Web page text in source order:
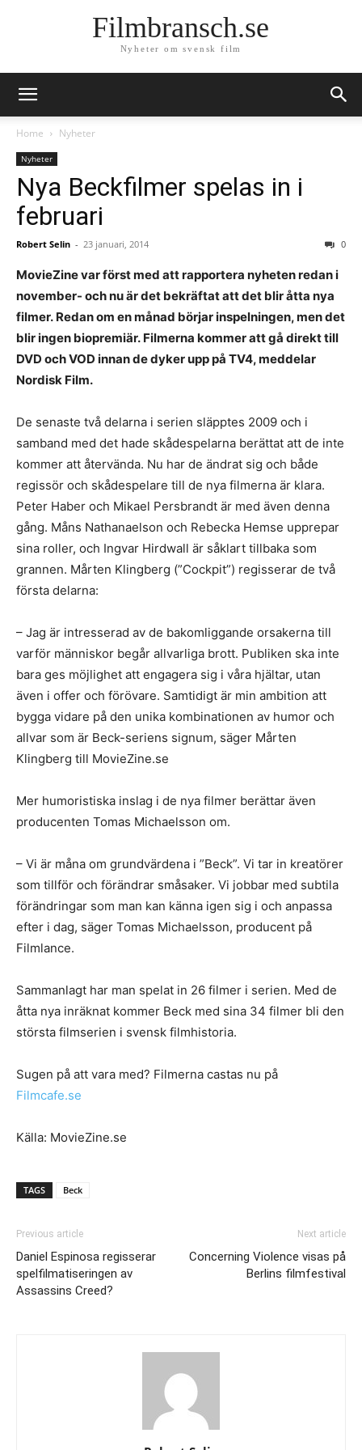
Filmbransch.se
Nyheter om svensk film
Home Nyheter
Nyheter
Nya Beckfilmer spelas in i
februari
Robert Selin - 23 januari, 2014 0
MovieZine var först med att rapportera nyheten redan i
november- och nu är det bekräftat att det blir åtta nya
filmer. Redan om en månad börjar inspelningen, men det
blir ingen biopremiär. Filmerna kommer att gå direkt till
DVD och VOD innan de dyker upp på TV4, meddelar
Nordisk Film.
De senaste två delarna i serien släpptes 2009 och i
samband med det hade skådespelarna berättat att de inte
kommer att återvända. Nu har de ändrat sig och både
regissör och skådespelare till de nya filmerna är klara.
Peter Haber och Mikael Persbrandt är med även denna
gång. Måns Nathanaelson och Rebecka Hemse upprepar
sina roller, och Ingvar Hirdwall är såklart tillbaka som
grannen. Mårten Klingberg (”Cockpit”) regisserar de två
första delarna:
– Jag är intresserad av de bakomliggande orsakerna till
varför människor begår allvarliga brott. Publiken ska inte
bara ges möjlighet att engagera sig i våra hjältar, utan
även i offer och förövare. Samtidigt är min ambition att
bygga vidare på den unika kombinationen av humor och
allvar som är Beck-seriens signum, säger Mårten
Klingberg till MovieZine.se
Mer humoristiska inslag i de nya filmer berättar även
producenten Tomas Michaelsson om.
– Vi är måna om grundvärdena i ”Beck”. Vi tar in kreatörer
som tillför och förändrar småsaker. Vi jobbar med subtila
förändringar som man kan känna igen sig i och anpassa
efter i dag, säger Tomas Michaelsson, producent på
Filmlance.
Sammanlagt har man spelat in 26 filmer i serien. Med de
åtta nya inräknat kommer Beck med sina 34 filmer bli den
största filmserien i svensk filmhistoria.
Sugen på att vara med? Filmerna castas nu på
Filmcafe.se
Källa: MovieZine.se
TAGS Beck
Previous article
Daniel Espinosa regisserar
spelfilmatiseringen av
Assassins Creed?
Next article
Concerning Violence visas på
Berlins filmfestival